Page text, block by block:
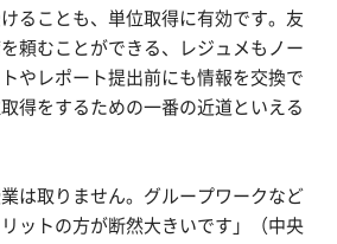
ることも、単位取得に有効です。友
頼むことができる、レジュメもノー
やレポート提出前にも情報を交換で
得をするための一番の近道といえる
業は取りません。グループワークなど
ットの方が断然大きいです」（中央